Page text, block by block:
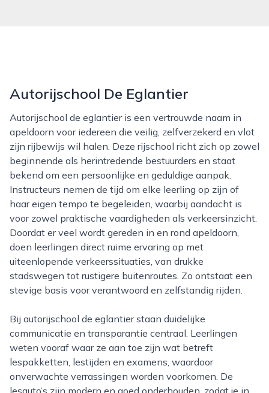
Autorijschool De Eglantier
Autorijschool de eglantier is een vertrouwde naam in
apeldoorn voor iedereen die veilig, zelfverzekerd en vlot
zijn rijbewijs wil halen. Deze rijschool richt zich op zowel
beginnende als herintredende bestuurders en staat
bekend om een persoonlijke en geduldige aanpak.
Instructeurs nemen de tijd om elke leerling op zijn of
haar eigen tempo te begeleiden, waarbij aandacht is
voor zowel praktische vaardigheden als verkeersinzicht.
Doordat er veel wordt gereden in en rond apeldoorn,
doen leerlingen direct ruime ervaring op met
uiteenlopende verkeerssituaties, van drukke
stadswegen tot rustigere buitenroutes. Zo ontstaat een
stevige basis voor verantwoord en zelfstandig rijden.
Bij autorijschool de eglantier staan duidelijke
communicatie en transparantie centraal. Leerlingen
weten vooraf waar ze aan toe zijn wat betreft
lespakketten, lestijden en examens, waardoor
onverwachte verrassingen worden voorkomen. De
lesauto’s zijn modern en goed onderhouden, zodat je in